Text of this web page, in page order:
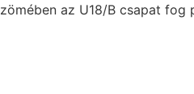
az U18/B csapat fog